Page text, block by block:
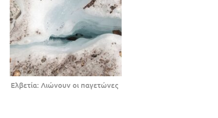
Ελβετία: Λιώνουν οι παγετώνες